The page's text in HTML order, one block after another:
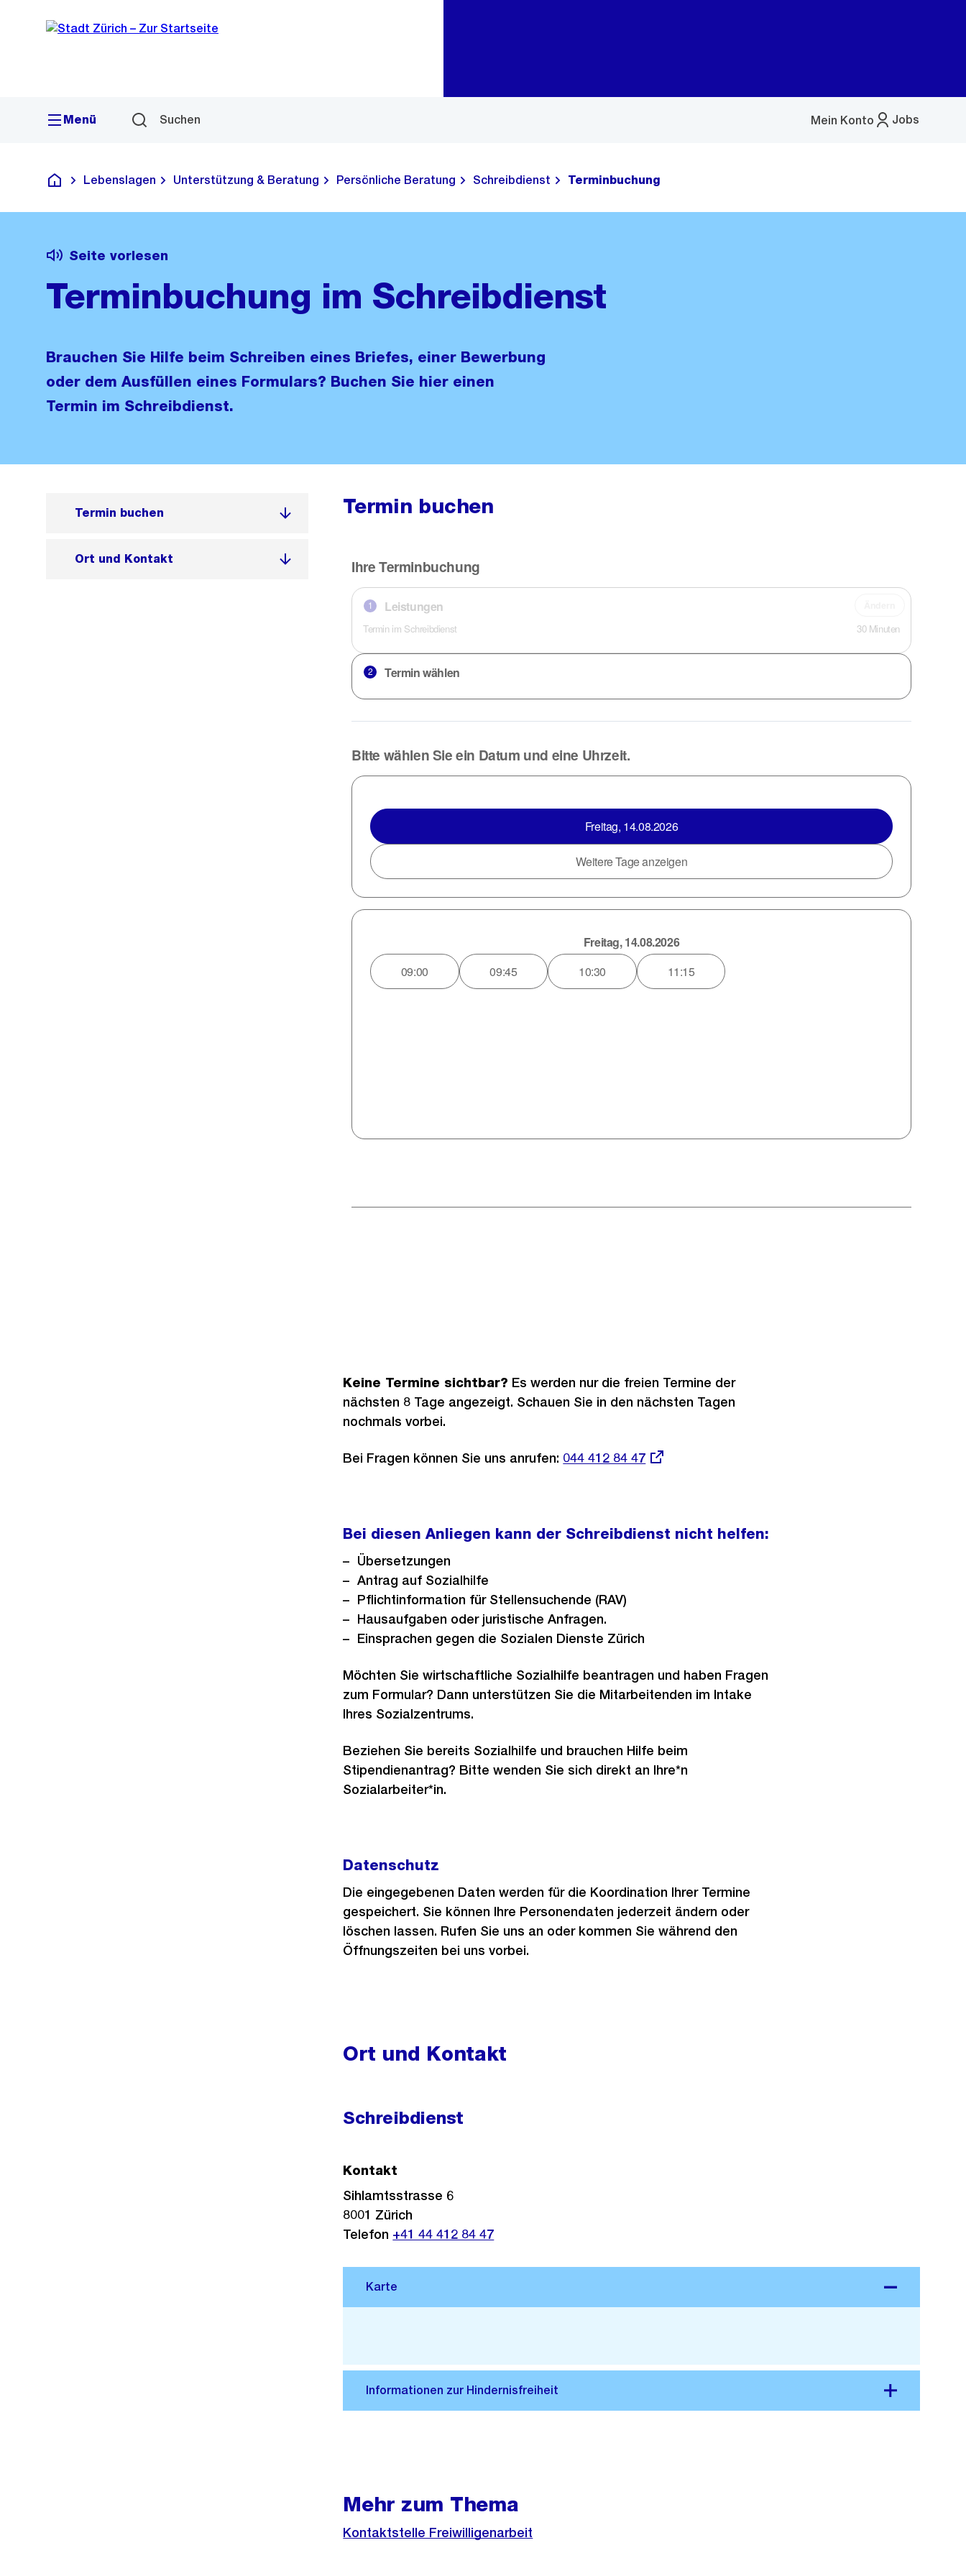
Navigation
Sprunglink
Menü Suchen Jobs
Mein Konto
Menü
Deutsch
Lebenslagen Unterstützung & Beratung Persönliche Beratung Schreibdienst Terminbuchung
Seite vorlesen
Terminbuchung im Schreibdienst
Brauchen Sie Hilfe beim Schreiben eines Briefes, einer Bewerbung
oder dem Ausfüllen eines Formulars? Buchen Sie hier einen
Termin im Schreibdienst.
Termin buchen
Ort und Kontakt
Termin buchen
Keine Termine sichtbar? Es werden nur die freien Termine der
nächsten 8 Tage angezeigt. Schauen Sie in den nächsten Tagen
nochmals vorbei.
Bei Fragen können Sie uns anrufen: Externer
044 412 84 47
Bei diesen Anliegen kann der Schreibdienst nicht helfen:
Übersetzungen
Antrag auf Sozialhilfe
Pflichtinformation für Stellensuchende (RAV)
Hausaufgaben oder juristische Anfragen.
Einsprachen gegen die Sozialen Dienste Zürich
Möchten Sie wirtschaftliche Sozialhilfe beantragen und haben Fragen
zum Formular? Dann unterstützen Sie die Mitarbeitenden im Intake
Ihres Sozialzentrums.
Beziehen Sie bereits Sozialhilfe und brauchen Hilfe beim
Stipendienantrag? Bitte wenden Sie sich direkt an Ihre*n
Sozialarbeiter*in.
Datenschutz
Die eingegebenen Daten werden für die Koordination Ihrer Termine
gespeichert. Sie können Ihre Personendaten jederzeit ändern oder
löschen lassen. Rufen Sie uns an oder kommen Sie während den
Öffnungszeiten bei uns vorbei.
Ort und Kontakt
Schreibdienst
Kontakt
Sihlamtsstrasse 6
8001 Zürich
Telefon +41 44 412 84 47
Mehr zum Thema
Kontaktstelle Freiwilligenarbeit